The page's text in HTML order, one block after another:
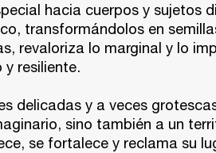
hacia cuerpos y sujetos
transformándolos en
revaloriza lo marginal y lo
y resiliente.
delicadas y a veces
sino también a un
se fortalece y reclama su